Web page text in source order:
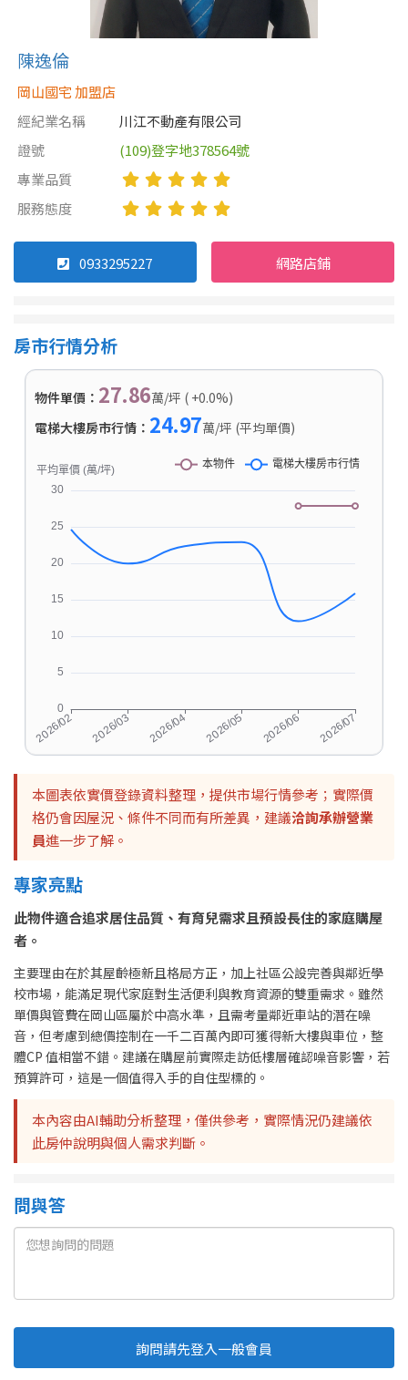
陳逸倫
岡山國宅 加盟店
經紀業名稱
川江不動產有限公司
證號
(109)登字地378564號
專業品質
服務態度
0933295227 網路店鋪
房市行情分析
物件單價： 27.86萬/坪 ( +0.0%)
電梯大樓房市行情： 24.97萬/坪 (平均單價)
本圖表依實價登錄資料整理，提供市場行情參考；實際價
格仍會因屋況、條件不同而有所差異，建議洽詢承辦營業
員進一步了解。
專家亮點
此物件適合追求居住品質、有育兒需求且預設長住的家庭購屋
者。
主要理由在於其屋齡極新且格局方正，加上社區公設完善與鄰近學
校市場，能滿足現代家庭對生活便利與教育資源的雙重需求。雖然
單價與管費在岡山區屬於中高水準，且需考量鄰近車站的潛在噪
音，但考慮到總價控制在一千二百萬內即可獲得新大樓與車位，整
體CP 值相當不錯。建議在購屋前實際走訪低樓層確認噪音影響，若
預算許可，這是一個值得入手的自住型標的。
本內容由AI輔助分析整理，僅供參考，實際情況仍建議依
此房仲說明與個人需求判斷。
問與答
詢問請先登入一般會員